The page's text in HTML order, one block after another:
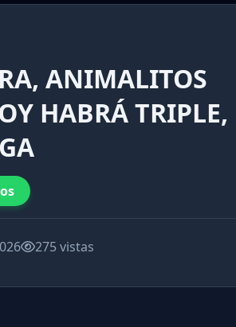
ANIMALITOS
HABRÁ TRIPLE,
275 vistas